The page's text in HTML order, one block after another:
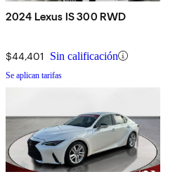
2024 Lexus IS 300 RWD
$44,401 Sin calificación
Se aplican tarifas